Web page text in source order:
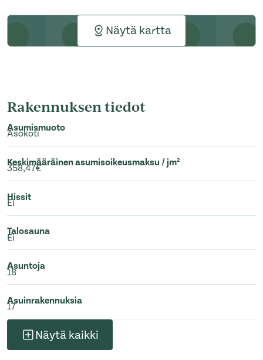
Näytä kartta
Rakennuksen tiedot
Asumismuoto
Asokoti
Keskimääräinen asumisoikeusmaksu / jm²
358,47€
Hissit
Ei
Talosauna
Ei
Asuntoja
18
Asuinrakennuksia
17
Näytä kaikki